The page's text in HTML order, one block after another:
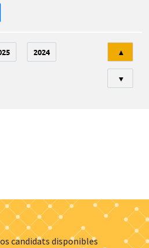
2024 ▲
▼
candidats disponibles